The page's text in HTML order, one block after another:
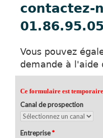
contactez-
Vous pouvez
demande à l'aide